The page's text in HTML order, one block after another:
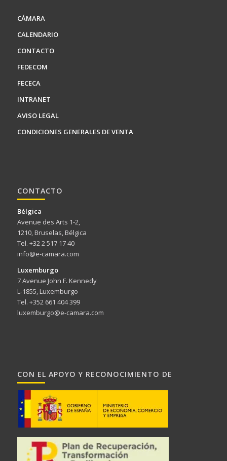
CÁMARA
CALENDARIO
CONTACTO
FEDECOM
FECECA
INTRANET
AVISO LEGAL
CONDICIONES GENERALES DE VENTA
CONTACTO
Bélgica
Avenue des Arts 1-2,
1210, Bruselas, Bélgica
Tel. +32 2 517 17 40
info@e-camara.com
Luxemburgo
7 Avenue John F. Kennedy
L-1855, Luxemburgo
Tel. +352 661 404 399
luxemburgo@e-camara.com
CON EL APOYO Y RECONOCIMIENTO DE